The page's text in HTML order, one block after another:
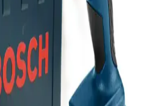
alanlarda ideal çözüm sunar. Uzun
bağlantı sağlar.
Dexxony Oyun Kolu
ve Kullanıcı Yorumları
oyun kolunun bağlantı, titreşim,
açısından karşılaştırması. Her iki
yorumları detaylı inceleniyor.